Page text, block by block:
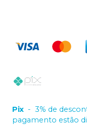
Pix - 3% de
pagamento estão